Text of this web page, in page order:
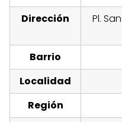
Dirección
Pl.
Barrio
Localidad
Región